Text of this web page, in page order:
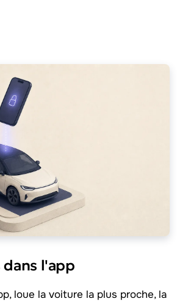
dans l'app
loue la voiture la plus proche, la